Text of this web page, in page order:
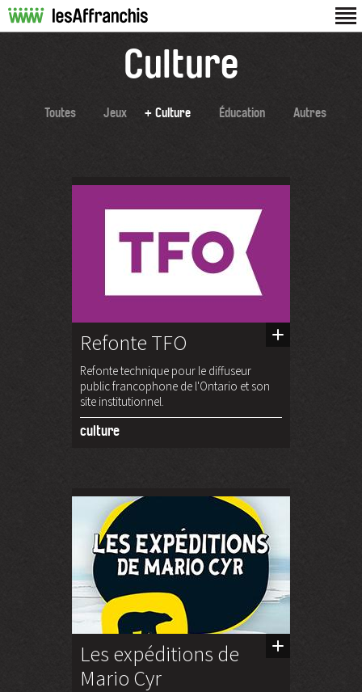
Culture
Toutes Jeux Culture Éducation Autres
Refonte TFO
Refonte technique pour le diffuseur
public francophone de l'Ontario et son
site institutionnel.
culture
Les expéditions de
Mario Cyr